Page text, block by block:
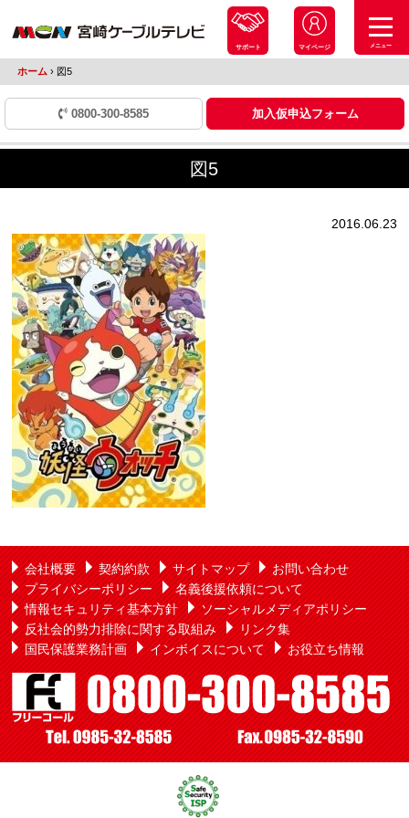
サポート マイページ メニュー
ホーム ›図5
0800-300-8585 加入仮申込フォーム
図5
2016.06.23
会社概要 契約約款 サイトマップ
お問い合わせ
プライバシーポリシー
名義後援依頼について
情報セキュリティ基本方針
ソーシャルメディアポリシー
反社会的勢力排除に関する取組み
リンク集
国民保護業務計画
インボイスについて お役立ち情報